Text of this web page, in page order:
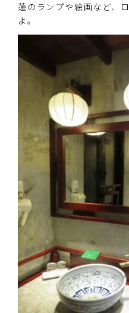
蓮のランプや絵画など、
よ。